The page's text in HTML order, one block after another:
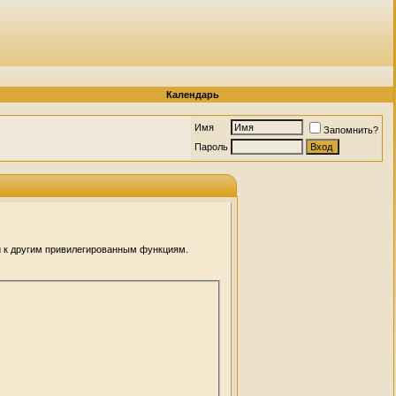
Календарь
Имя
Запомнить?
Пароль
другим привилегированным функциям.